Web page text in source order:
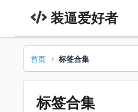
装逼爱好者
首页 标签合集
标签合集